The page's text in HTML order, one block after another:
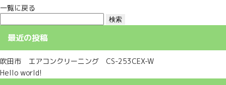
一覧に戻る
索:
最近の投稿
吹田市 エアコンクリーニング CS-253CEX-W
Hello world!